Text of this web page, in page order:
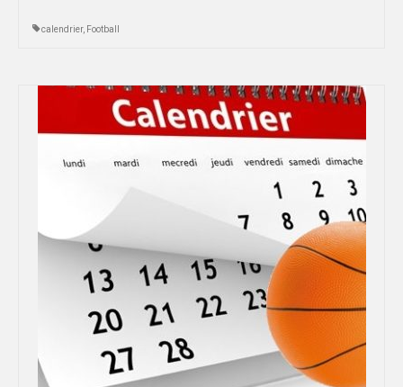
AFFICHES
calendrier, Football